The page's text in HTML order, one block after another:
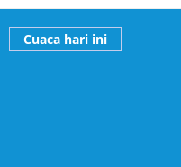
Cuaca hari ini